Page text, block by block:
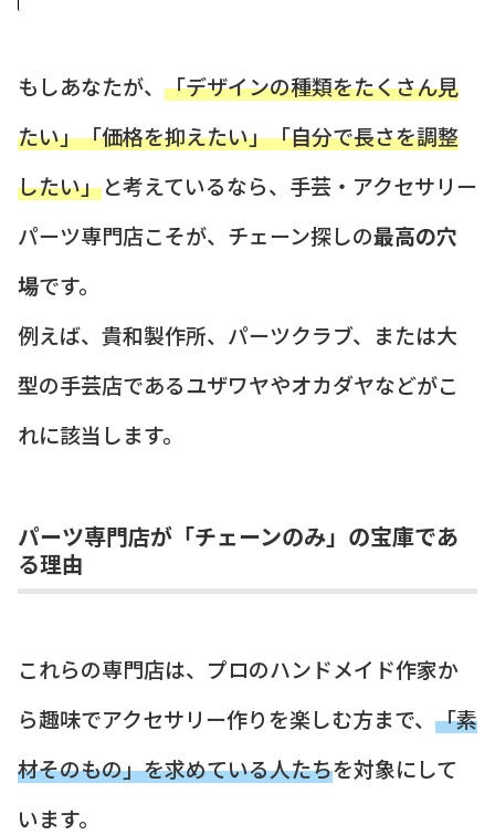
もしあなたが、 「デザインの種類をたくさん見
たい」「価格を抑えたい」「自分で長さを調整
したい」と考えているなら、手芸・アクセサリー
パーツ専門店こそが、チェーン探しの最高の穴
場です。
例えば、貴和製作所、パーツクラブ、または大
型の手芸店であるユザワヤやオカダヤなどがこ
れに該当します。
パーツ専門店が「チェーンのみ」の宝庫であ
る理由
これらの専門店は、プロのハンドメイド作家か
ら趣味でアクセサリー作りを楽しむ方まで、 「素
材そのもの」を求めている人たちを対象にして
います。